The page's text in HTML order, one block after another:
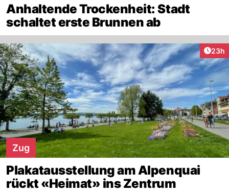
Anhaltende Trockenheit: Stadt
schaltet erste Brunnen ab
23h
Zug
Plakatausstellung am Alpenquai
rückt «Heimat» ins Zentrum